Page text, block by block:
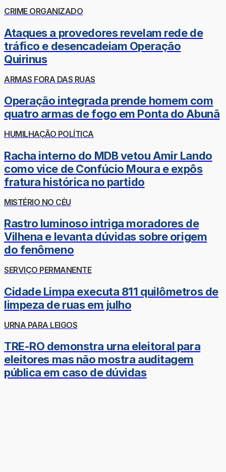
CRIME ORGANIZADO
Ataques a provedores revelam rede de
tráfico e desencadeiam Operação
Quirinus
ARMAS FORA DAS RUAS
Operação integrada prende homem com
quatro armas de fogo em Ponta do Abunã
HUMILHAÇÃO POLÍTICA
Racha interno do MDB vetou Amir Lando
como vice de Confúcio Moura e expôs
fratura histórica no partido
MISTÉRIO NO CÉU
Rastro luminoso intriga moradores de
Vilhena e levanta dúvidas sobre origem
do fenômeno
SERVIÇO PERMANENTE
Cidade Limpa executa 811 quilômetros de
limpeza de ruas em julho
URNA PARA LEIGOS
TRE-RO demonstra urna eleitoral para
eleitores mas não mostra auditagem
pública em caso de dúvidas